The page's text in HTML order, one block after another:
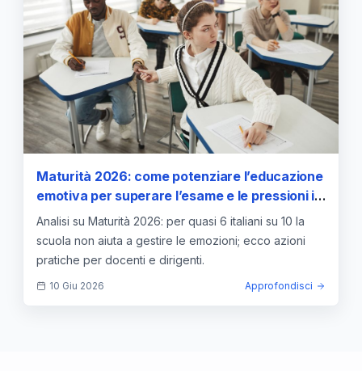
Maturità 2026: come potenziare l’educazione
emotiva per superare l’esame e le pressioni in
aula
Analisi su Maturità 2026: per quasi 6 italiani su 10 la
scuola non aiuta a gestire le emozioni; ecco azioni
pratiche per docenti e dirigenti.
10 Giu 2026 Approfondisci